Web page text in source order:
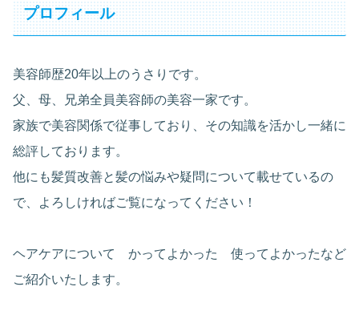
プロフィール
美容師歴20年以上のうさりです。
父、母、兄弟全員美容師の美容一家です。
家族で美容関係で従事しており、その知識を活かし一緒に
総評しております。
他にも髪質改善と髪の悩みや疑問について載せているの
で、よろしければご覧になってください！
ヘアケアについて かってよかった 使ってよかったなど
ご紹介いたします。